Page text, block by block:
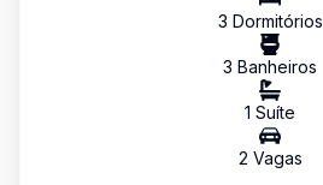
3 Dormitórios
3 Banheiros
1 Suíte
2 Vagas